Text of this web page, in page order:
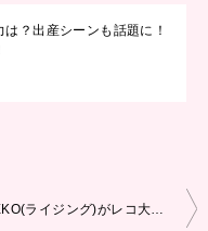
？出産シーンも話題に！